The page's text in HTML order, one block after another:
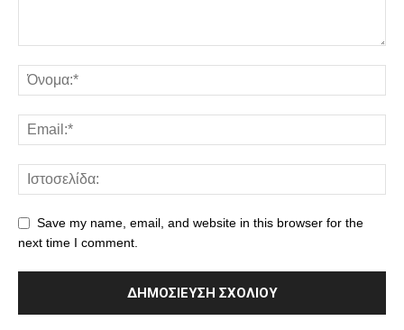
Save my name, email, and website in this browser for the
next time I comment.